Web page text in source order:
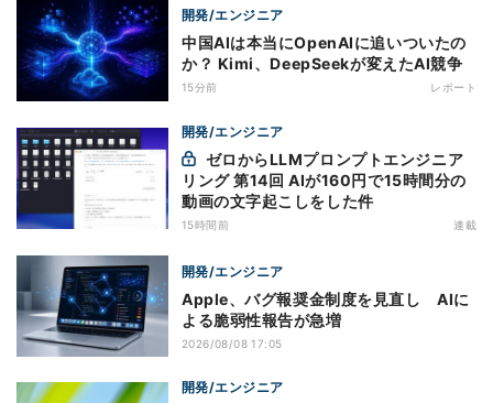
開発/エンジニア
中国AIは本当にOpenAIに追いついたの
か？ Kimi、DeepSeekが変えたAI競争
15分前 レポート
開発/エンジニア
リング 第14回 AIが160円で15時間分の
動画の文字起こしをした件
15時間前 連載
開発/エンジニア
Apple、バグ報奨金制度を見直し AIに
よる脆弱性報告が急増
2026/08/08 17:05
開発/エンジニア